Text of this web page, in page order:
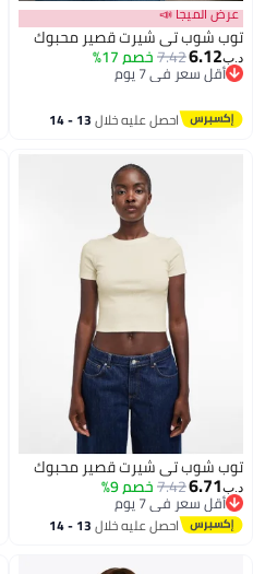
عرض الميجا 📣
توب شوب تي شيرت قصير محبوك
د.ب‏6.12
7.42خصم 17%
أقل سعر في 7 يوم
احصل عليه خلال 13 - 14
توب شوب تي شيرت قصير محبوك
د.ب‏6.71
7.42خصم 9%
أقل سعر في 7 يوم
أقل سعر في 7 يوماحصل عليه خلال 13 - 14